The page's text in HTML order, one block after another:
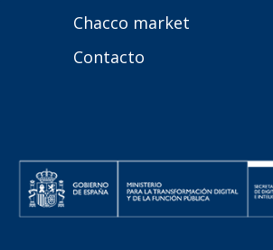
Chacco market
Contacto